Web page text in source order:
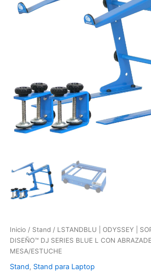
Inicio / Stand / LSTANDBLU | ODYSSEY |
DISEÑO™ DJ SERIES BLUE L CON
MESA/ESTUCHE
Stand, Stand para Laptop
DE
DISEÑO™
MESA/ESTUCHE
cantidad